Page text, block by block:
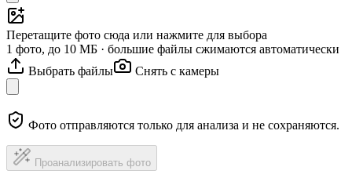
Перетащите фото сюда или нажмите для выбора
1 фото, до 10 МБ · большие файлы сжимаются автоматически
Выбрать файлы
Снять с камеры
Фото отправляются только для анализа и не сохраняются.
Проанализировать фото